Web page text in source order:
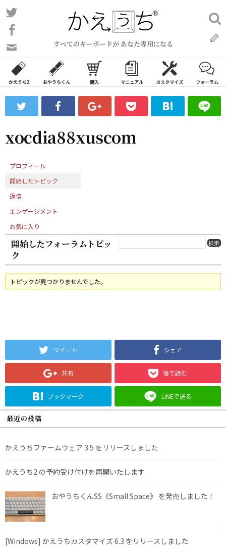
コ
ン
ン
ツ
ス
ッ
すべてのキーボードが あなた専用になる
い
合
わ
フ
ォ
ム
検
索:
かえうち2 おやうちくん 購入 マニュアル カスタマイズ フォーラム
xocdia88xuscom
プロフィール
開始したトピック
返信
エンゲージメント
お気に入り
開始したフォーラムトピッ
ク
トピックが見つかりませんでした。
ツイート シェア
共有 後で読む
ブックマーク LINEで送る
最近の投稿
かえうちファームウェア 3.5 をリリースしました
かえうち2 の予約受け付けを再開いたします
おやうちくんSS《Small Space》 を発売しました！
[Windows] かえうちカスタマイズ 6.3 をリリースしました